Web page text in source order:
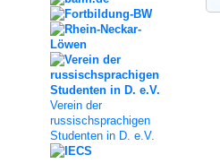
Verein der
russischsprachigen
Studenten in D. e.V.